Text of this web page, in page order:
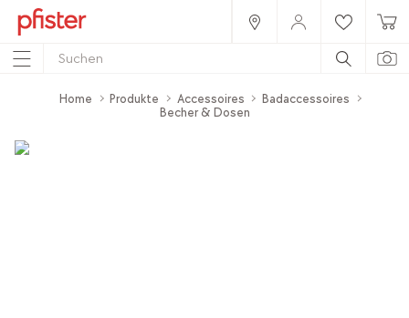
Home Produkte Accessoires
Badaccessoires
Becher & Dosen